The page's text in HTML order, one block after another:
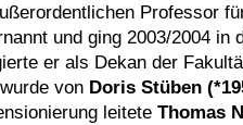
Professor
und ging 2003/2004 in
er als Dekan der
von Doris Stüben
leitete Thomas